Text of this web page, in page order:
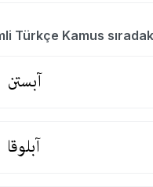
Türkçe Kamus
آبستن
آبلوقا